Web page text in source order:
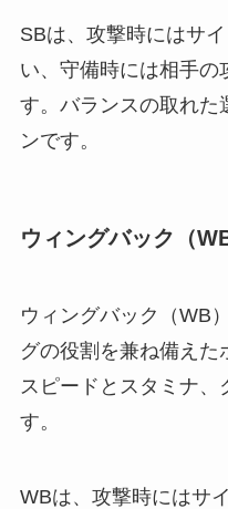
SBは、攻撃時にはサ
い、守備時には相手の
す。バランスの取れた
ンです。
ウィングバック（
ウィングバック（WB
グの役割を兼ね備え
スピードとスタミナ、
す。
WBは、攻撃時にはサ